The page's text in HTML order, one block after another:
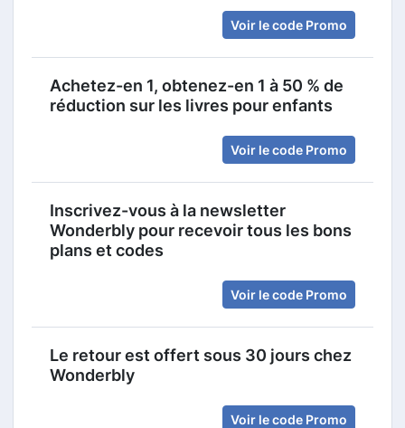
Voir le code Promo
Achetez-en 1, obtenez-en 1 à 50 % de
réduction sur les livres pour enfants
Voir le code Promo
Inscrivez-vous à la newsletter
Wonderbly pour recevoir tous les bons
plans et codes
Voir le code Promo
Le retour est offert sous 30 jours chez
Wonderbly
Voir le code Promo